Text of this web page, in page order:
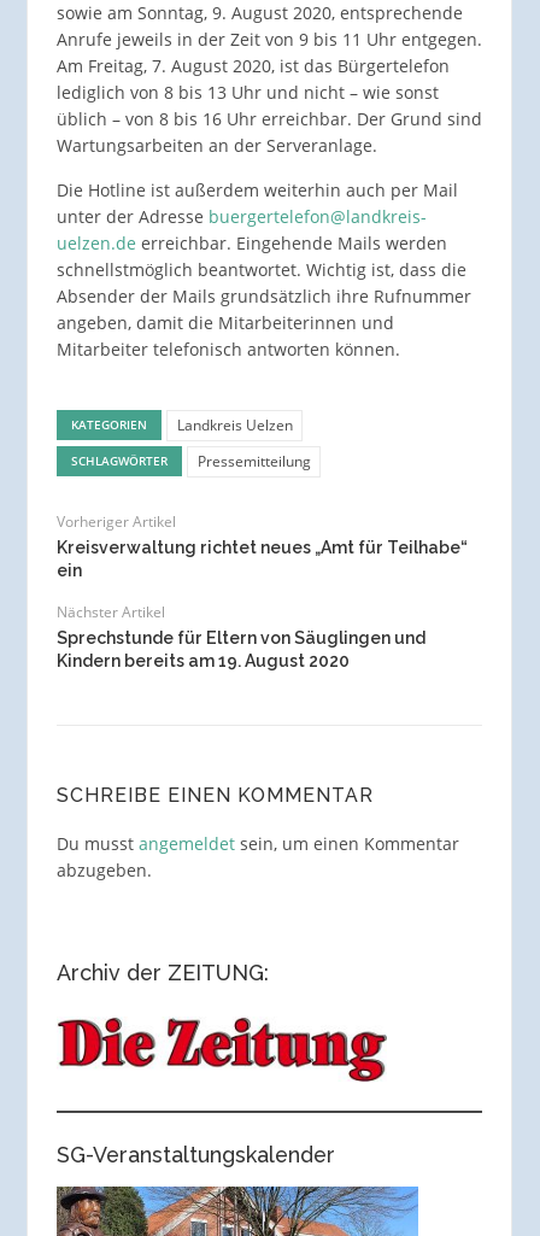
sowie am Sonntag, 9. August 2020, entsprechende
Anrufe jeweils in der Zeit von 9 bis 11 Uhr entgegen.
Am Freitag, 7. August 2020, ist das Bürgertelefon
lediglich von 8 bis 13 Uhr und nicht – wie sonst
üblich – von 8 bis 16 Uhr erreichbar. Der Grund sind
Wartungsarbeiten an der Serveranlage.
Die Hotline ist außerdem weiterhin auch per Mail
unter der Adresse buergertelefon@landkreis-
uelzen.de erreichbar. Eingehende Mails werden
schnellstmöglich beantwortet. Wichtig ist, dass die
Absender der Mails grundsätzlich ihre Rufnummer
angeben, damit die Mitarbeiterinnen und
Mitarbeiter telefonisch antworten können.
KATEGORIEN Landkreis Uelzen
SCHLAGWÖRTER Pressemitteilung
Vorheriger Artikel
Kreisverwaltung richtet neues „Amt für Teilhabe“
ein
Nächster Artikel
Sprechstunde für Eltern von Säuglingen und
Kindern bereits am 19. August 2020
SCHREIBE EINEN KOMMENTAR
Du musst angemeldetsein, um einen Kommentar
abzugeben.
Archiv der ZEITUNG:
SG-Veranstaltungskalender